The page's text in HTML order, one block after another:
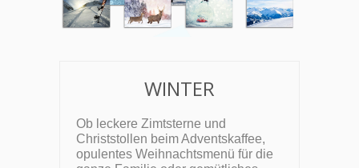
WINTER
Ob leckere Zimtsterne und
Christstollen beim Adventskaffee,
opulentes Weihnachtsmenü für die